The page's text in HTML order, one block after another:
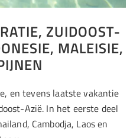
ZUIDOOST-
MALEISIE,
en tevens laatste vakantie
Azië. In het eerste deel
Cambodja, Laos en